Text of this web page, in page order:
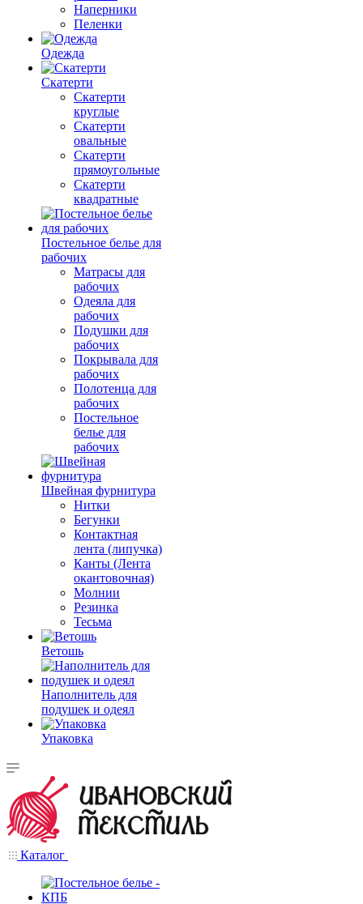
Наперники
Пеленки
Одежда
Скатерти
Скатерти
круглые
Скатерти
овальные
Скатерти
прямоугольные
Скатерти
квадратные
Постельное белье для
рабочих
Матрасы для
рабочих
Одеяла для
рабочих
Подушки для
рабочих
Покрывала для
рабочих
Полотенца для
рабочих
Постельное
белье для
рабочих
Швейная фурнитура
Нитки
Бегунки
Контактная
лента (липучка)
Канты (Лента
окантовочная)
Молнии
Резинка
Тесьма
Ветошь
Наполнитель для
подушек и одеял
Упаковка
Каталог